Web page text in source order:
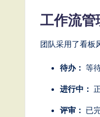
工作流管
团队采用了看板
待办： 等
进行中：
评审： 已